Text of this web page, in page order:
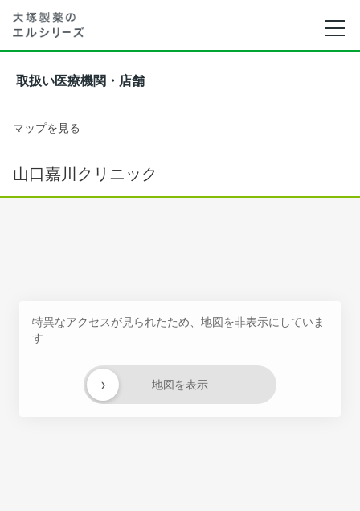
取扱い医療機関・店舗
マップを見る
山口嘉川クリニック
特異なアクセスが見られたため、地図を非表示にしていま
す
地図を表示
›